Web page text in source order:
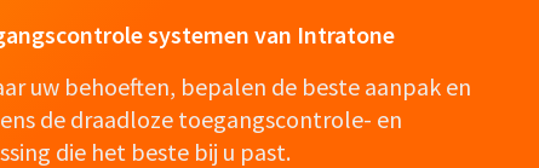
systemen van Intratone
uw behoeften, bepalen de beste aanpak en
de draadloze toegangscontrole- en
die het beste bij u past.